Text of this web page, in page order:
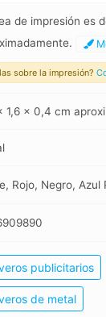
de impresión es
sobre la impresión?
1,6 x 0,4 cm
Rojo, Negro, Azul
publicitarios
de metal